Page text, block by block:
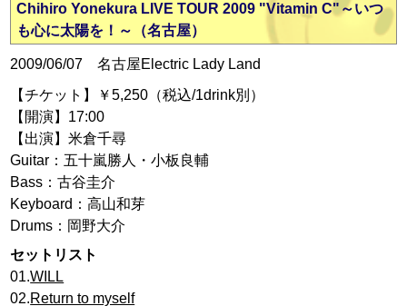
Chihiro Yonekura LIVE TOUR 2009 "Vitamin C"～いつ
も心に太陽を！～（名古屋）
2009/06/07 名古屋Electric Lady Land
【チケット】￥5,250（税込/1drink別）
【開演】17:00
【出演】米倉千尋
Guitar：五十嵐勝人・小板良輔
Bass：古谷圭介
Keyboard：高山和芽
Drums：岡野大介
セットリスト
01.WILL
02.Return to myself